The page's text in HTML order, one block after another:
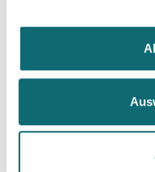
Media Dialogue with